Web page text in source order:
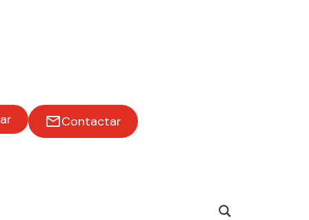
Contactar